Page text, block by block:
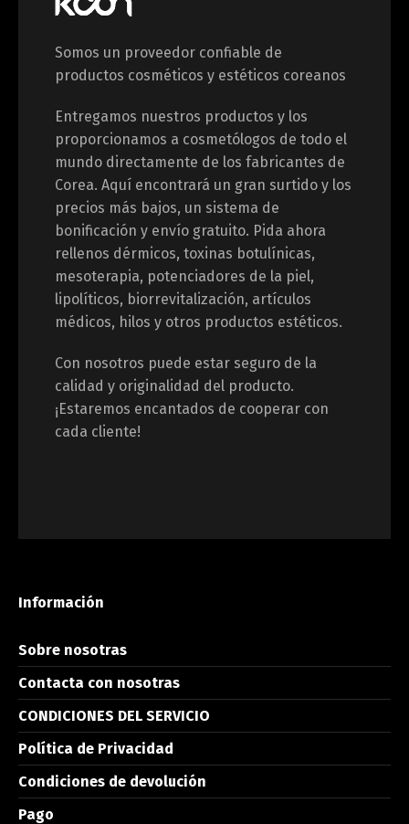
Somos un proveedor confiable de
productos cosméticos y estéticos coreanos
Entregamos nuestros productos y los
proporcionamos a cosmetólogos de todo el
mundo directamente de los fabricantes de
Corea. Aquí encontrará un gran surtido y los
precios más bajos, un sistema de
bonificación y envío gratuito. Pida ahora
rellenos dérmicos, toxinas botulínicas,
mesoterapia, potenciadores de la piel,
lipolíticos, biorrevitalización, artículos
médicos, hilos y otros productos estéticos.
Con nosotros puede estar seguro de la
calidad y originalidad del producto.
¡Estaremos encantados de cooperar con
cada cliente!
Información
Sobre nosotras
Contacta con nosotras
CONDICIONES DEL SERVICIO
Política de Privacidad
Condiciones de devolución
Pago